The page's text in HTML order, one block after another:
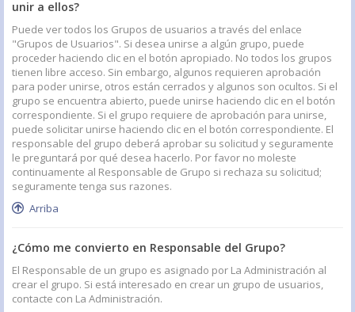
unir a ellos?
Puede ver todos los Grupos de usuarios a través del enlace
"Grupos de Usuarios". Si desea unirse a algún grupo, puede
proceder haciendo clic en el botón apropiado. No todos los grupos
tienen libre acceso. Sin embargo, algunos requieren aprobación
para poder unirse, otros están cerrados y algunos son ocultos. Si el
grupo se encuentra abierto, puede unirse haciendo clic en el botón
correspondiente. Si el grupo requiere de aprobación para unirse,
puede solicitar unirse haciendo clic en el botón correspondiente. El
responsable del grupo deberá aprobar su solicitud y seguramente
le preguntará por qué desea hacerlo. Por favor no moleste
continuamente al Responsable de Grupo si rechaza su solicitud;
seguramente tenga sus razones.
Arriba
¿Cómo me convierto en Responsable del Grupo?
El Responsable de un grupo es asignado por La Administración al
crear el grupo. Si está interesado en crear un grupo de usuarios,
contacte con La Administración.